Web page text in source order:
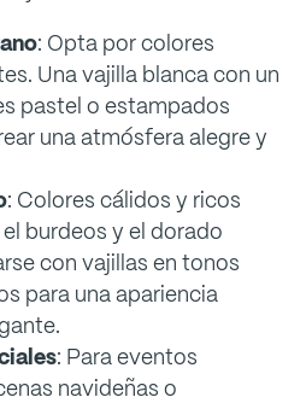
: Opta por colores
Una vajilla blanca con un
pastel o estampados
una atmósfera alegre y
: Colores cálidos y ricos
burdeos y el dorado
con vajillas en tonos
para una apariencia
: Para eventos
navideñas o